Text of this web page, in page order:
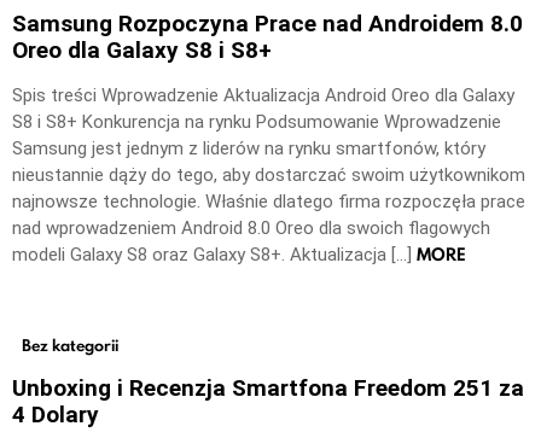
Samsung Rozpoczyna Prace nad Androidem 8.0
Oreo dla Galaxy S8 i S8+
Spis treści Wprowadzenie Aktualizacja Android Oreo dla Galaxy
S8 i S8+ Konkurencja na rynku Podsumowanie Wprowadzenie
Samsung jest jednym z liderów na rynku smartfonów, który
nieustannie dąży do tego, aby dostarczać swoim użytkownikom
najnowsze technologie. Właśnie dlatego firma rozpoczęła prace
nad wprowadzeniem Android 8.0 Oreo dla swoich flagowych
modeli Galaxy S8 oraz Galaxy S8+. Aktualizacja […] MORE
Bez kategorii
Unboxing i Recenzja Smartfona Freedom 251 za
4 Dolary